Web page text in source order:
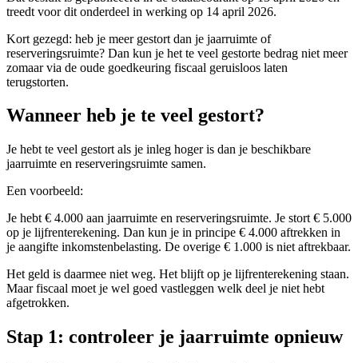
treedt voor dit onderdeel in werking op 14 april 2026.
Kort gezegd: heb je meer gestort dan je jaarruimte of
reserveringsruimte? Dan kun je het te veel gestorte bedrag niet meer
zomaar via de oude goedkeuring fiscaal geruisloos laten
terugstorten.
Wanneer heb je te veel gestort?
Je hebt te veel gestort als je inleg hoger is dan je beschikbare
jaarruimte en reserveringsruimte samen.
Een voorbeeld:
Je hebt € 4.000 aan jaarruimte en reserveringsruimte. Je stort € 5.000
op je lijfrenterekening. Dan kun je in principe € 4.000 aftrekken in
je aangifte inkomstenbelasting. De overige € 1.000 is niet aftrekbaar.
Het geld is daarmee niet weg. Het blijft op je lijfrenterekening staan.
Maar fiscaal moet je wel goed vastleggen welk deel je niet hebt
afgetrokken.
Stap 1: controleer je jaarruimte opnieuw